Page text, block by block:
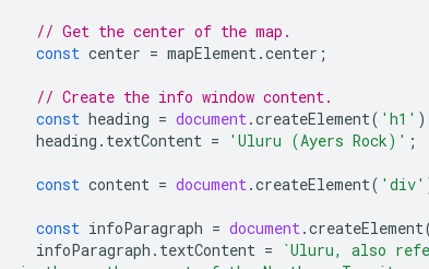
// Get the center of the map.
const center = mapElement.center ;
// Create the info window content.
const heading = document.createElement( 'h1'
heading . textContent = 'Uluru (Ayers Rock)' ;
const content = document.createElement( 'div'
const infoParagraph = document.createElement
infoParagraph . textContent =
`Uluru, also